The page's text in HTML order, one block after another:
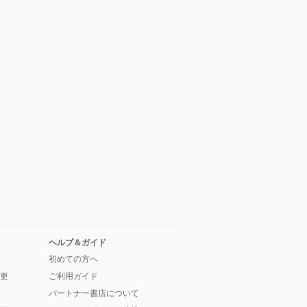
ヘルプ＆ガイド
初めての方へ
ご利用ガイド
パートナー書店について